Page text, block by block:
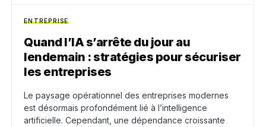
ENTREPRISE
Quand l’IA s’arrête du jour au
lendemain : stratégies pour sécuriser
les entreprises
Le paysage opérationnel des entreprises modernes
est désormais profondément lié à l’intelligence
artificielle. Cependant, une dépendance croissante